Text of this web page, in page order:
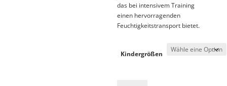
das bei intensivem Training
einen hervorragenden
Feuchtigkeitstransport bietet.
Kindergrößen